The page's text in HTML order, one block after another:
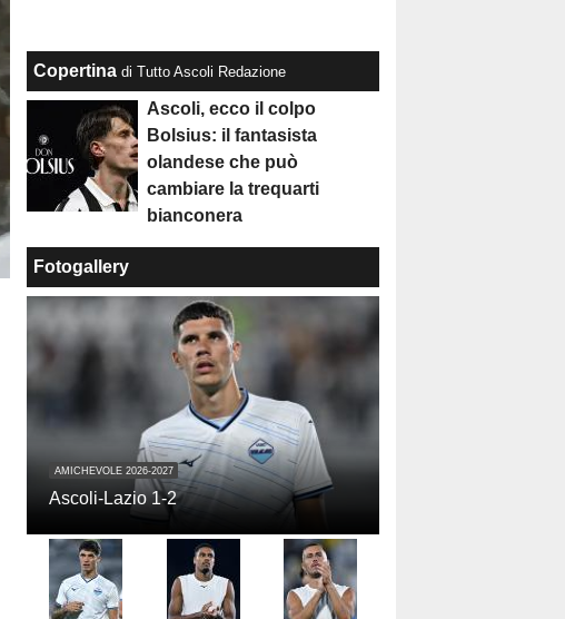
Copertina di Tutto Ascoli Redazione
Ascoli, ecco il colpo
Bolsius: il fantasista
olandese che può
cambiare la trequarti
bianconera
Fotogallery
AMICHEVOLE 2026-2027
Ascoli-Lazio 1-2